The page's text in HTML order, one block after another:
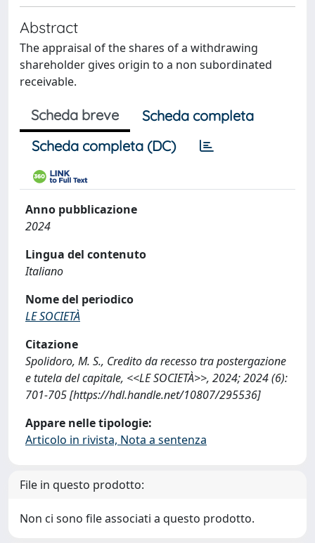
Abstract
The appraisal of the shares of a withdrawing
shareholder gives origin to a non subordinated
receivable.
Scheda breve
Scheda completa
Scheda completa (DC)
Anno pubblicazione
2024
Lingua del contenuto
Italiano
Nome del periodico
LE SOCIETÀ
Citazione
Spolidoro, M. S., Credito da recesso tra postergazione
e tutela del capitale, <<LE SOCIETÀ>>, 2024; 2024 (6):
701-705 [https://hdl.handle.net/10807/295536]
Appare nelle tipologie:
Articolo in rivista, Nota a sentenza
File in questo prodotto:
Non ci sono file associati a questo prodotto.